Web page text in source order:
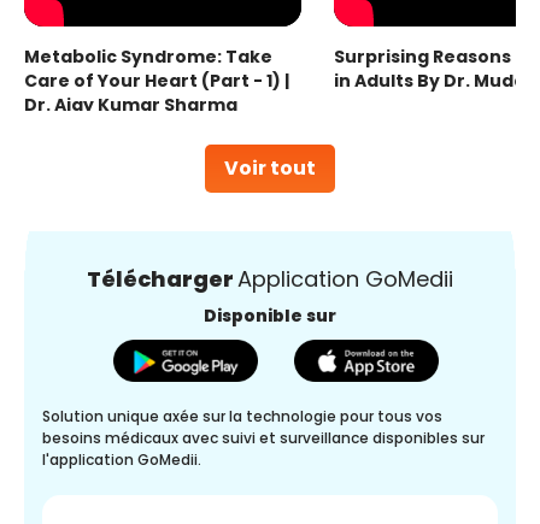
Voir tout
Metabolic Syndrome: Take
Care of Your Heart (Part - 1) |
Dr. Ajay Kumar Sharma
Surprising Reasons
in Adults By Dr.
TéléchargerApplication GoMedii
Disponible sur
Solution unique axée sur la technologie pour tous vos
besoins médicaux avec suivi et surveillance disponibles sur
l'application GoMedii.